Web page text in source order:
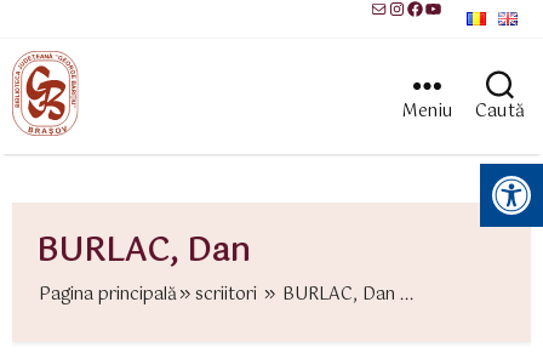
MailInstagram
Facebook
YouTube
Meniu Caută
Instrumente pentru accesibilitate
BURLAC, Dan
Pagina principală scriitori BURLAC, Dan ...